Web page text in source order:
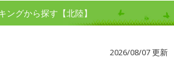
ングから探す【北陸】
2026/08/07 更新